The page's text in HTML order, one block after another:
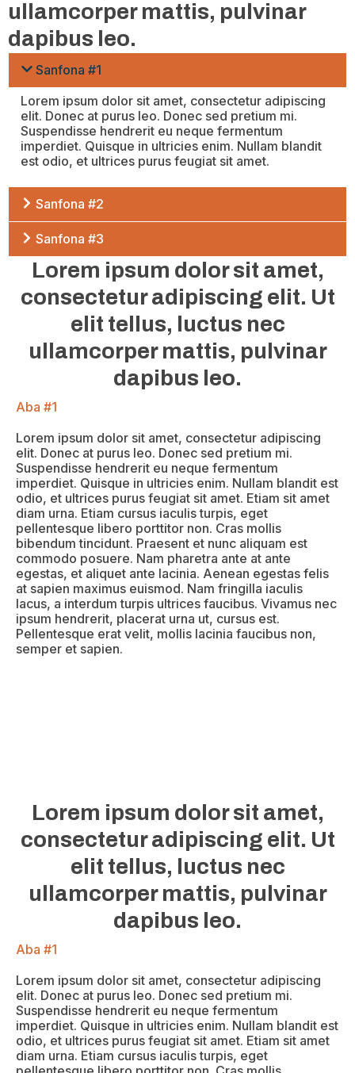
ullamcorper mattis, pulvinar
dapibus leo.
Sanfona #1
Lorem ipsum dolor sit amet, consectetur adipiscing
elit. Donec at purus leo. Donec sed pretium mi.
Suspendisse hendrerit eu neque fermentum
imperdiet. Quisque in ultricies enim. Nullam blandit
est odio, et ultrices purus feugiat sit amet.
Sanfona #2
Sanfona #3
Lorem ipsum dolor sit amet,
consectetur adipiscing elit. Ut
elit tellus, luctus nec
ullamcorper mattis, pulvinar
dapibus leo.
Aba #1
Lorem ipsum dolor sit amet, consectetur adipiscing
elit. Donec at purus leo. Donec sed pretium mi.
Suspendisse hendrerit eu neque fermentum
imperdiet. Quisque in ultricies enim. Nullam blandit est
odio, et ultrices purus feugiat sit amet. Etiam sit amet
diam urna. Etiam cursus iaculis turpis, eget
pellentesque libero porttitor non. Cras mollis
bibendum tincidunt. Praesent et nunc aliquam est
commodo posuere. Nam pharetra ante at ante
egestas, et aliquet ante lacinia. Aenean egestas felis
at sapien maximus euismod. Nam fringilla iaculis
lacus, a interdum turpis ultrices faucibus. Vivamus nec
ipsum hendrerit, placerat urna ut, cursus est.
Pellentesque erat velit, mollis lacinia faucibus non,
semper et sapien.
Lorem ipsum dolor sit amet,
consectetur adipiscing elit. Ut
elit tellus, luctus nec
ullamcorper mattis, pulvinar
dapibus leo.
Aba #1
Lorem ipsum dolor sit amet, consectetur adipiscing
elit. Donec at purus leo. Donec sed pretium mi.
Suspendisse hendrerit eu neque fermentum
imperdiet. Quisque in ultricies enim. Nullam blandit est
odio, et ultrices purus feugiat sit amet. Etiam sit amet
diam urna. Etiam cursus iaculis turpis, eget